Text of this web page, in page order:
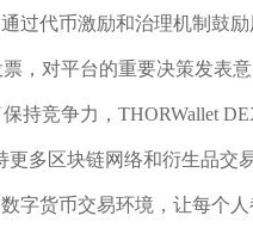
过代币激励和治理机制鼓
，对平台的重要决策发表
持竞争力，THORWallet
多区块链网络和衍生品交
字货币交易环境，让每个